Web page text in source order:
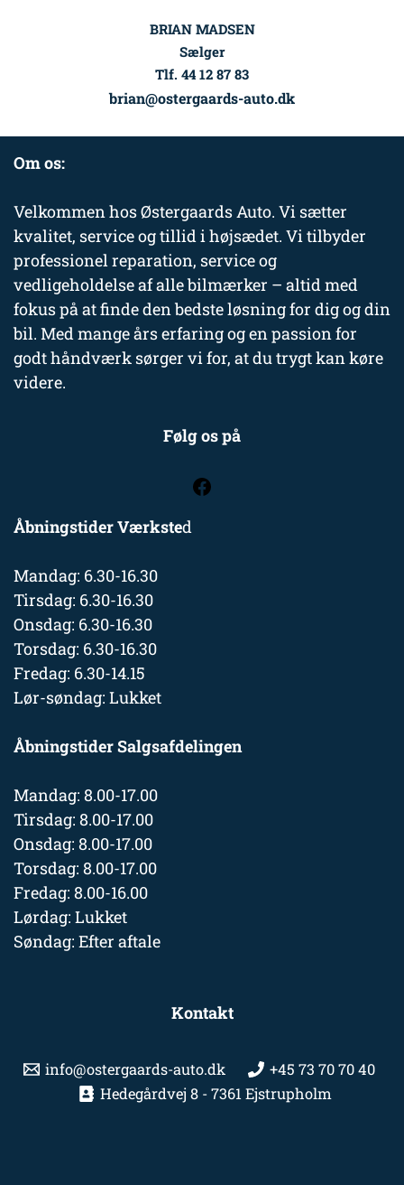
BRIAN MADSEN
Sælger
Tlf. 44 12 87 83
brian@ostergaards-auto.dk
Om os:
Velkommen hos Østergaards Auto. Vi sætter
kvalitet, service og tillid i højsædet. Vi tilbyder
professionel reparation, service og
vedligeholdelse af alle bilmærker – altid med
fokus på at finde den bedste løsning for dig og din
bil. Med mange års erfaring og en passion for
godt håndværk sørger vi for, at du trygt kan køre
videre.
Følg os på
Åbningstider Værksted
Mandag: 6.30-16.30
Tirsdag: 6.30-16.30
Onsdag: 6.30-16.30
Torsdag: 6.30-16.30
Fredag: 6.30-14.15
Lør-søndag: Lukket
Åbningstider Salgsafdelingen
Mandag: 8.00-17.00
Tirsdag: 8.00-17.00
Onsdag: 8.00-17.00
Torsdag: 8.00-17.00
Fredag: 8.00-16.00
Lørdag: Lukket
Søndag: Efter aftale
Kontakt
info@ostergaards-auto.dk
+45 73 70 70 40
Hedegårdvej 8 - 7361 Ejstrupholm